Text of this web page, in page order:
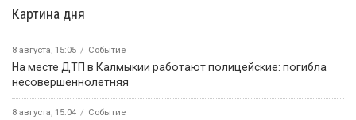
Картина дня
8 августа, 15:05 Событие
На месте ДТП в Калмыкии работают полицейские: погибла
несовершеннолетняя
8 августа, 15:04 Событие